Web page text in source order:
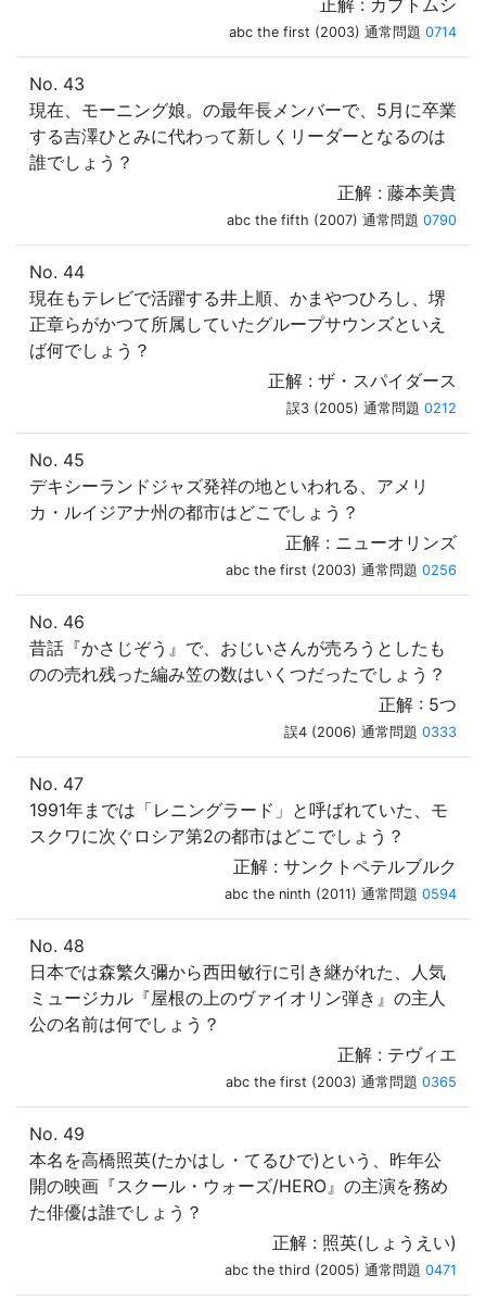
正解 : カブトムシ
abc the first (2003) 通常問題 0714
No. 43
現在、モーニング娘。の最年長メンバーで、5月に卒業
する吉澤ひとみに代わって新しくリーダーとなるのは
誰でしょう？
正解 : 藤本美貴
abc the fifth (2007) 通常問題 0790
No. 44
現在もテレビで活躍する井上順、かまやつひろし、堺
正章らがかつて所属していたグループサウンズといえ
ば何でしょう？
正解 : ザ・スパイダース
誤3 (2005) 通常問題 0212
No. 45
デキシーランドジャズ発祥の地といわれる、アメリ
カ・ルイジアナ州の都市はどこでしょう？
正解 : ニューオリンズ
abc the first (2003) 通常問題 0256
No. 46
昔話『かさじぞう』で、おじいさんが売ろうとしたも
のの売れ残った編み笠の数はいくつだったでしょう？
正解 : 5つ
誤4 (2006) 通常問題 0333
No. 47
1991年までは「レニングラード」と呼ばれていた、モ
スクワに次ぐロシア第2の都市はどこでしょう？
正解 : サンクトペテルブルク
abc the ninth (2011) 通常問題 0594
No. 48
日本では森繁久彌から西田敏行に引き継がれた、人気
ミュージカル『屋根の上のヴァイオリン弾き』の主人
公の名前は何でしょう？
正解 : テヴィエ
abc the first (2003) 通常問題 0365
No. 49
本名を高橋照英(たかはし・てるひで)という、昨年公
開の映画『スクール・ウォーズ/HERO』の主演を務め
た俳優は誰でしょう？
正解 : 照英(しょうえい)
abc the third (2005) 通常問題 0471